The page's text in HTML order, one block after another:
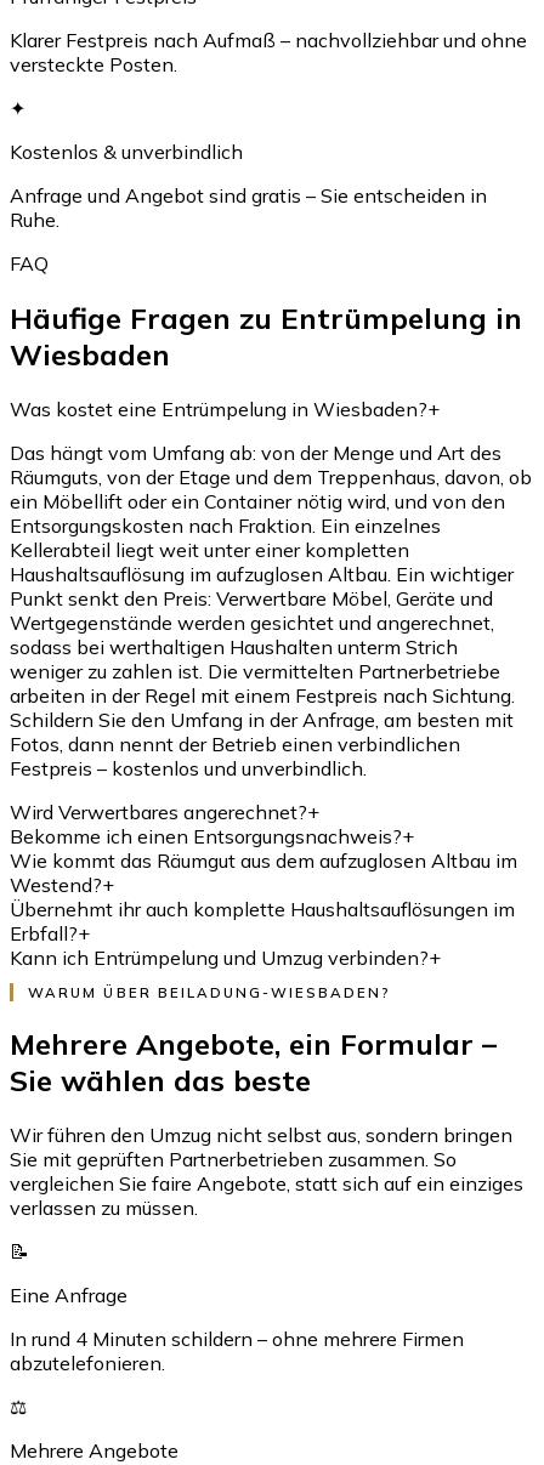
Klarer Festpreis nach Aufmaß – nachvollziehbar und ohne
versteckte Posten.
✦
Kostenlos & unverbindlich
Anfrage und Angebot sind gratis – Sie entscheiden in
Ruhe.
FAQ
Häufige Fragen zu Entrümpelung in
Wiesbaden
Was kostet eine Entrümpelung in Wiesbaden?+
Das hängt vom Umfang ab: von der Menge und Art des
Räumguts, von der Etage und dem Treppenhaus, davon, ob
ein Möbellift oder ein Container nötig wird, und von den
Entsorgungskosten nach Fraktion. Ein einzelnes
Kellerabteil liegt weit unter einer kompletten
Haushaltsauflösung im aufzuglosen Altbau. Ein wichtiger
Punkt senkt den Preis: Verwertbare Möbel, Geräte und
Wertgegenstände werden gesichtet und angerechnet,
sodass bei werthaltigen Haushalten unterm Strich
weniger zu zahlen ist. Die vermittelten Partnerbetriebe
arbeiten in der Regel mit einem Festpreis nach Sichtung.
Schildern Sie den Umfang in der Anfrage, am besten mit
Fotos, dann nennt der Betrieb einen verbindlichen
Festpreis – kostenlos und unverbindlich.
Wird Verwertbares angerechnet?+
Bekomme ich einen Entsorgungsnachweis?+
Wie kommt das Räumgut aus dem aufzuglosen Altbau im
Westend?+
Übernehmt ihr auch komplette Haushaltsauflösungen im
Erbfall?+
Kann ich Entrümpelung und Umzug verbinden?+
WARUM ÜBER BEILADUNG-WIESBADEN?
Mehrere Angebote, ein Formular –
Sie wählen das beste
Wir führen den Umzug nicht selbst aus, sondern bringen
Sie mit geprüften Partnerbetrieben zusammen. So
vergleichen Sie faire Angebote, statt sich auf ein einziges
verlassen zu müssen.
📝
Eine Anfrage
In rund 4 Minuten schildern – ohne mehrere Firmen
abzutelefonieren.
⚖️
Mehrere Angebote